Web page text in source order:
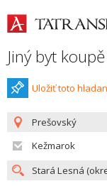
Jiný byt
Uložiť toto
Prešovský
Kežmarok